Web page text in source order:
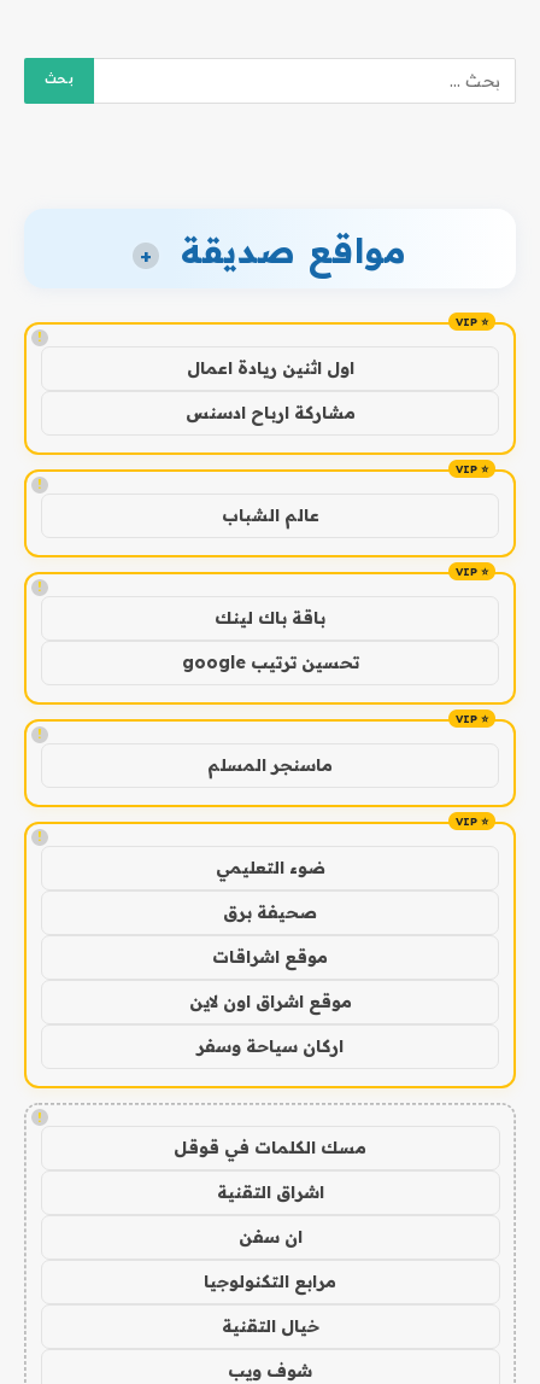
مواقع صديقة +
!
اول اثنين ريادة اعمال
مشاركة ارباح ادسنس
!
عالم الشباب
!
باقة باك لينك
تحسين ترتيب google
!
ماسنجر المسلم
!
ضوء التعليمي
صحيفة برق
موقع اشراقات
موقع اشراق اون لاين
اركان سياحة وسفر
!
مسك الكلمات في قوقل
اشراق التقنية
ان سفن
مرابع التكنولوجيا
خيال التقنية
شوف ويب